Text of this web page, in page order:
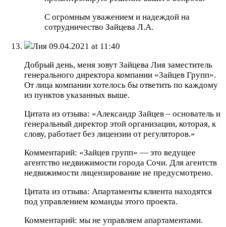
С огромным уважением и надеждой на
сотрудничество Зайцева Л.А.
Лия 09.04.2021 at 11:40
Добрый день, меня зовут Зайцева Лия заместитель
генерального директора компании «Зайцев Групп».
От лица компании хотелось бы ответить по каждому
из пунктов указанных выше.
Цитата из отзыва: «Александр Зайцев – основатель и
генеральный директор этой организации, которая, к
слову, работает без лицензии от регуляторов.»
Комментарий: «Зайцев групп» — это ведущее
агентство недвижимости города Сочи. Для агентств
недвижимости лицензирование не предусмотрено.
Цитата из отзыва: Апартаменты клиента находятся
под управлением команды этого проекта.
Комментарий: мы не управляем апартаментами.